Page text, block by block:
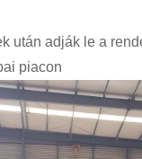
után adják le a
piacon